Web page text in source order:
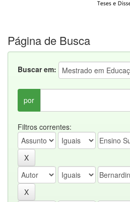
Página de Busca
Buscar em:
por
Filtros correntes: